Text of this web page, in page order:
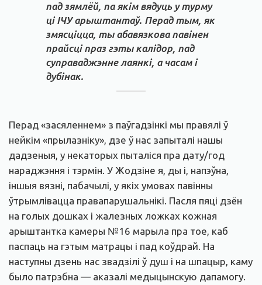
пад зямлёй, па якім вядуць у турму
ці ІЧУ арыштантаў. Перад тым, як
змясціцца, ты абавязкова павінен
прайсці праз гэты калідор, пад
суправаджэнне лаянкі, а часам і
дубінак.
Перад «засяленнем» з паўгадзінкі мы правялі ў
нейкім «прылазніку», дзе ў нас запыталі нашы
дадзеныя, у некаторых пыталіся пра дату/год
нараджэння і тэрмін. У Жодзіне я, ды і, напэўна,
іншыя вязні, пабачылі, у якіх умовах павінны
ўтрымлівацца правапарушальнікі. Пасля пяці дзён
на голых дошках і жалезных ложках кожная
арыштантка камеры №16 марыла пра тое, каб
паспаць на гэтым матрацы і пад коўдрай. На
наступны дзень нас звадзілі ў душ і на шпацыр, каму
было патрэбна — аказалі медыцынскую дапамогу.